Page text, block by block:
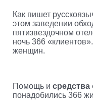
Как пишет
этом заведении
пятизвездочном
ночь 366
женщин.
Помощь и средства
понадобились 366